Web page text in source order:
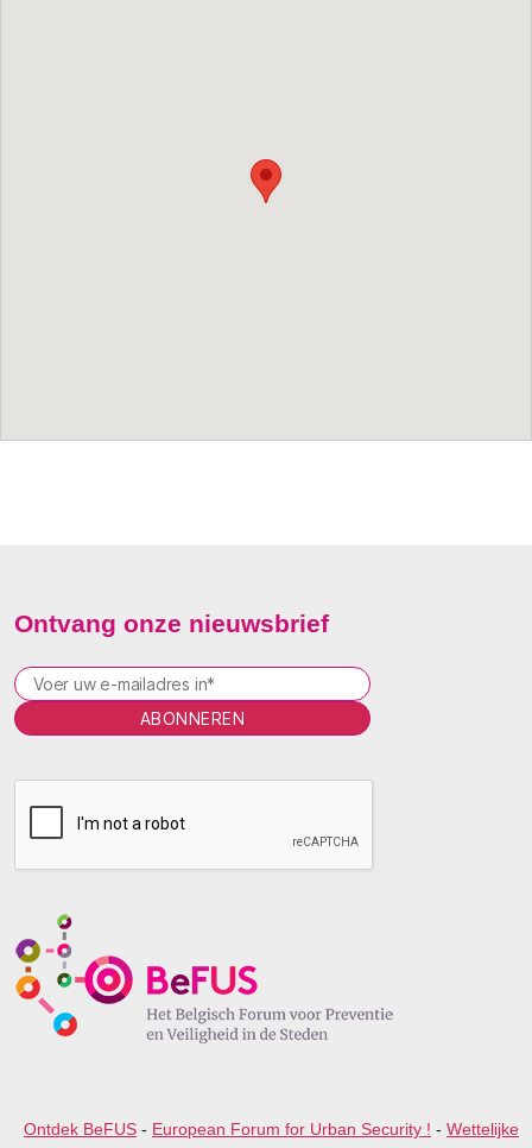
Ontvang onze nieuwsbrief
l
v
e
t
h
Ontdek BeFUS- European Forum for Urban Security ! - Wettelijke